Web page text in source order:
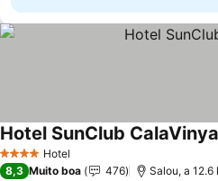
4 EstrelasHotel
Hotel SunClub CalaVinya
8,3 Muito boa 476 Salou, a 12.6